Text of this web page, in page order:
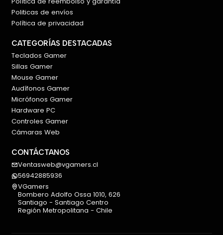
Politicas de envíos
Política de privacidad
CATEGORÍAS DESTACADAS
Teclados Gamer
Sillas Gamer
Mouse Gamer
Audífonos Gamer
Micrófonos Gamer
Hardware PC
Controles Gamer
Cámaras Web
CONTÁCTANOS
Ventasweb@vgamers.cl
56942885936
VGamers
Bombero Adolfo Ossa 1010, 626
Santiago - Santiago Centro
Región Metropolitana - Chile